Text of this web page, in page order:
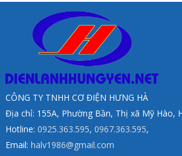
CÔNG TY TNHH CƠ ĐIỆN HƯNG HÀ
Địa chỉ: 155A, Phường Bần, Thị xã Mỹ Hào,
Hotline: 0925.363.595, 0967.363.595,
Email: halv1986@gmail.com